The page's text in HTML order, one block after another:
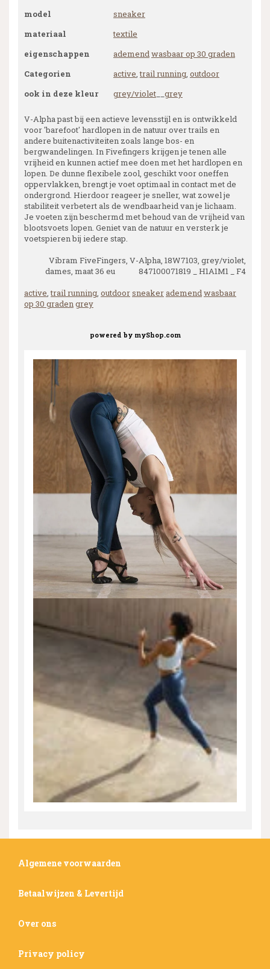
model
sneaker
materiaal
textile
eigenschappen
ademendwasbaar op 30 graden
Categorien
active,trail running, outdoor
ook in deze kleur
grey/violet grey
V-Alpha past bij een actieve levensstijl en is ontwikkeld
voor 'barefoot' hardlopen in de natuur over trails en
andere buitenactiviteiten zoals lange bos- en
bergwandelingen. In Fivefingers krijgen je tenen alle
vrijheid en kunnen actief mee doen met het hardlopen en
lopen. De dunne flexibele zool, geschikt voor oneffen
oppervlakken, brengt je voet optimaal in contact met de
ondergrond. Hierdoor reageer je sneller, wat zowel je
stabiliteit verbetert als de wendbaarheid van je lichaam.
Je voeten zijn beschermd met behoud van de vrijheid van
blootsvoets lopen. Geniet van de natuur en versterk je
voetspieren bij iedere stap.
Vibram FiveFingers, V-Alpha, 18W7103, grey/violet,
dames, maat 36 eu 847100071819 _ H1A1M1 _ F4
active,trail running, outdoorsneakerademendwasbaar
op 30 gradengrey
powered by myShop.com
Algemene voorwaarden
Betaalwijzen & Levertijd
Over ons
Privacy policy